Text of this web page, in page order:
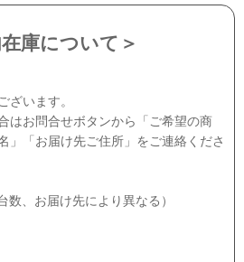
庫について＞
ざいます。
はお問合せボタンから「ご希望の商
」「お届け先ご住所」をご連絡くださ
、お届け先により異なる）